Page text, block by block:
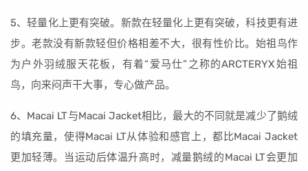
5、轻量化上更有突破。新款在轻量化上更有突破，科技更有进
步。老款没有新款轻但价格相差不大，很有性价比。始祖鸟作
为户外羽绒服天花板，有着“爱马仕”之称的ARCTERYX始祖
鸟，向来闷声干大事，专心做产品。
6、Macai LT与Macai Jacket相比，最大的不同就是减少了鹅绒
的填充量，使得Macai LT从体验和感官上，都比Macai Jacket
更加轻薄。当运动后体温升高时，减量鹅绒的Macai LT会更加